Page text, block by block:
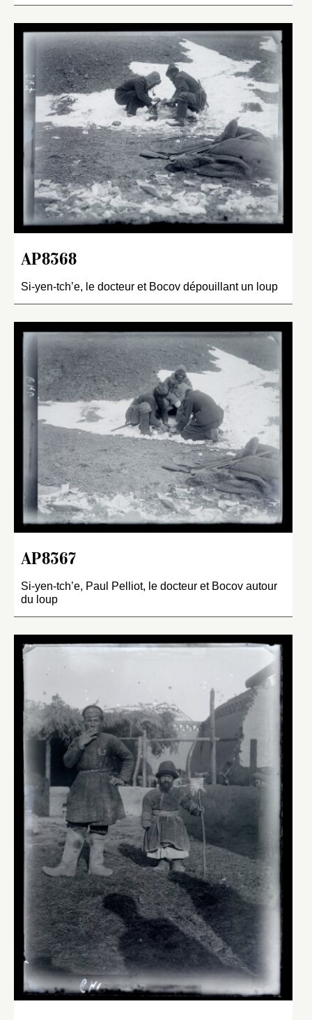
AP8368
Si-yen-tch’e, le docteur et Bocov dépouillant un loup
AP8367
Si-yen-tch’e, Paul Pelliot, le docteur et Bocov autour
du loup